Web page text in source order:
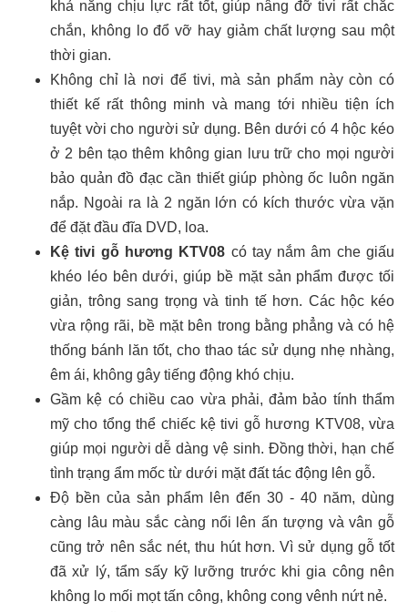
khả năng chịu lực rất tốt, giúp nâng đỡ tivi rất chắc
chắn, không lo đổ vỡ hay giảm chất lượng sau một
thời gian.
Không chỉ là nơi để tivi, mà sản phẩm này còn có
thiết kế rất thông minh và mang tới nhiều tiện ích
tuyệt vời cho người sử dụng. Bên dưới có 4 hộc kéo
ở 2 bên tạo thêm không gian lưu trữ cho mọi người
bảo quản đồ đạc cần thiết giúp phòng ốc luôn ngăn
nắp. Ngoài ra là 2 ngăn lớn có kích thước vừa vặn
để đặt đầu đĩa DVD, loa.
Kệ tivi gỗ hương KTV08 có tay nắm âm che giấu
khéo léo bên dưới, giúp bề mặt sản phẩm được tối
giản, trông sang trọng và tinh tế hơn. Các hộc kéo
vừa rộng rãi, bề mặt bên trong bằng phẳng và có hệ
thống bánh lăn tốt, cho thao tác sử dụng nhẹ nhàng,
êm ái, không gây tiếng động khó chịu.
Gầm kệ có chiều cao vừa phải, đảm bảo tính thẩm
mỹ cho tổng thể chiếc kệ tivi gỗ hương KTV08, vừa
giúp mọi người dễ dàng vệ sinh. Đồng thời, hạn chế
tình trạng ẩm mốc từ dưới mặt đất tác động lên gỗ.
Độ bền của sản phẩm lên đến 30 - 40 năm, dùng
càng lâu màu sắc càng nổi lên ấn tượng và vân gỗ
cũng trở nên sắc nét, thu hút hơn. Vì sử dụng gỗ tốt
đã xử lý, tẩm sấy kỹ lưỡng trước khi gia công nên
không lo mối mọt tấn công, không cong vênh nứt nẻ.